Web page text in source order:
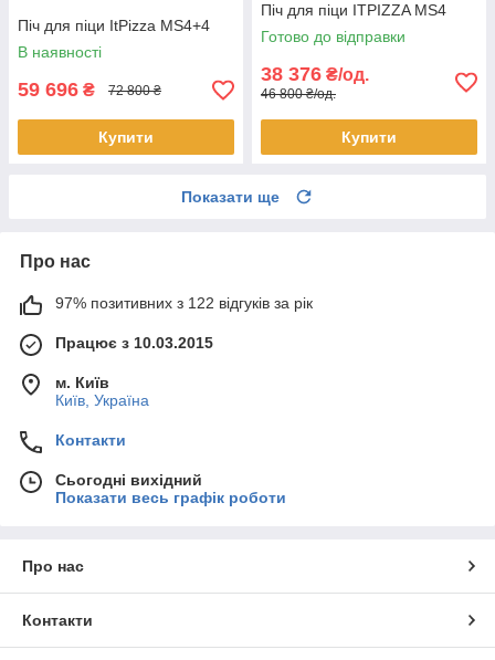
Піч для піци ItPizza MS4+4
В наявності
59 696 ₴ 72 800 ₴
Купити
Піч для піци ITPIZZA MS4
Готово до відправки
38 376 ₴/од.
46 800 ₴/од.
Купити
Показати ще
Про нас
97% позитивних з 122 відгуків за рік
Працює з 10.03.2015
м. Київ
Київ, Україна
Контакти
Сьогодні вихідний
Показати весь графік роботи
Про нас
Контакти